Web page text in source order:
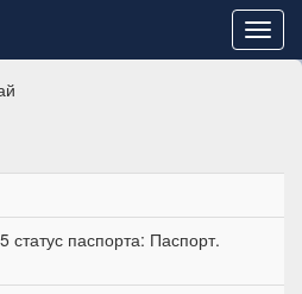
статус паспорта: Паспорт.